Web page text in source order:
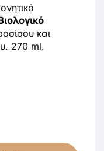
και
270 ml.
Περγαμόντο &